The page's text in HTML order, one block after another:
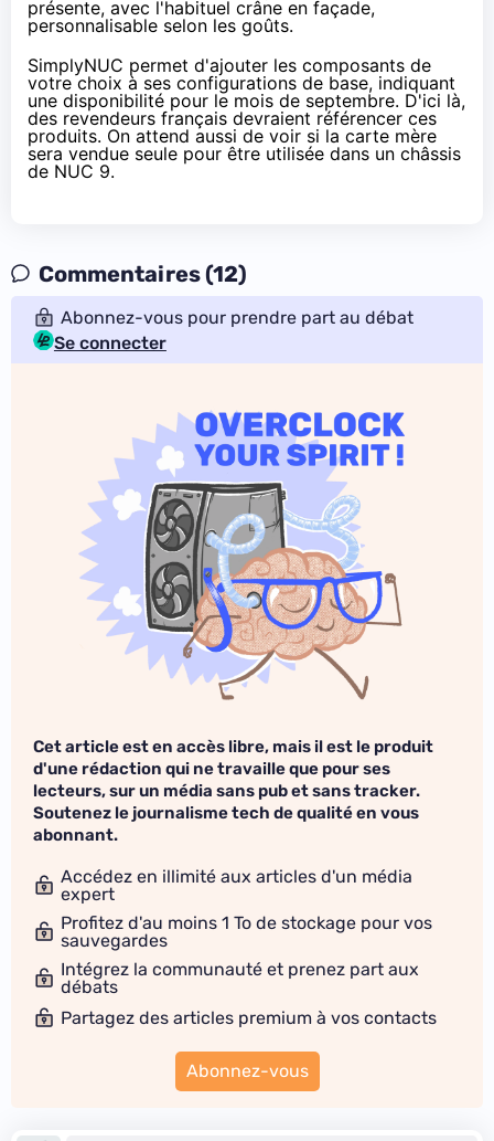
présente, avec l'habituel crâne en façade,
personnalisable selon les goûts.
SimplyNUC permet d'ajouter les composants de
votre choix à ses configurations de base, indiquant
une disponibilité pour le mois de septembre. D'ici là,
des revendeurs français devraient référencer ces
produits. On attend aussi de voir si la carte mère
sera vendue seule pour être utilisée dans un châssis
de NUC 9.
Commentaires (12)
Abonnez-vous pour prendre part au débat
Se connecter
Cet article est en accès libre, mais il est le produit
d'une rédaction qui ne travaille que pour ses
lecteurs, sur un média sans pub et sans tracker.
Soutenez le journalisme tech de qualité en vous
abonnant.
Accédez en illimité aux articles d'un média
expert
Profitez d'au moins 1 To de stockage pour vos
sauvegardes
Intégrez la communauté et prenez part aux
débats
Partagez des articles premium à vos contacts
Abonnez-vous